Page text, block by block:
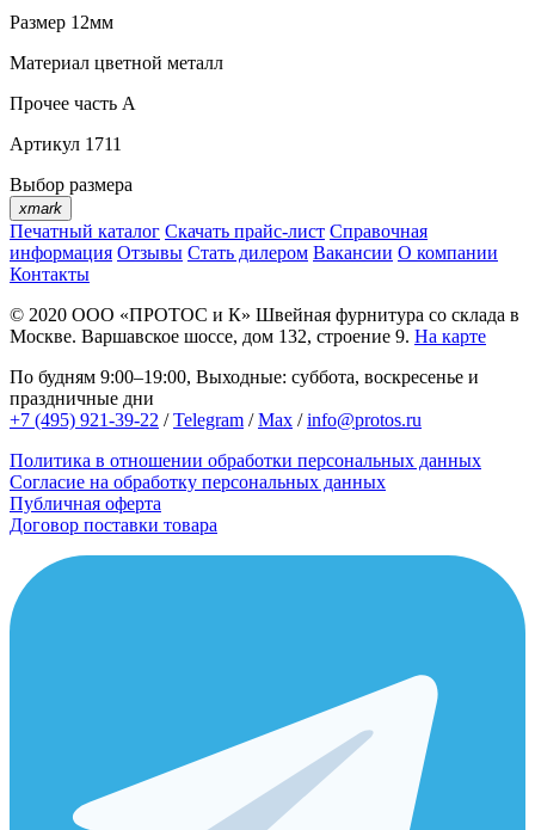
Размер 12мм
Материал цветной металл
Прочее часть A
Артикул 1711
Выбор размера
xmark
Печатный каталог Скачать прайс-лист Справочная
информация Отзывы Стать дилером Вакансии О компании
Контакты
© 2020 ООО «ПРОТОС и К» Швейная фурнитура со склада в
Москве. Варшавское шоссе, дом 132, строение 9. На карте
По будням 9:00–19:00, Выходные: суббота, воскресенье и
праздничные дни
+7 (495) 921-39-22 /Telegram /Max /info@protos.ru
Политика в отношении обработки персональных данных
Согласие на обработку персональных данных
Публичная оферта
Договор поставки товара